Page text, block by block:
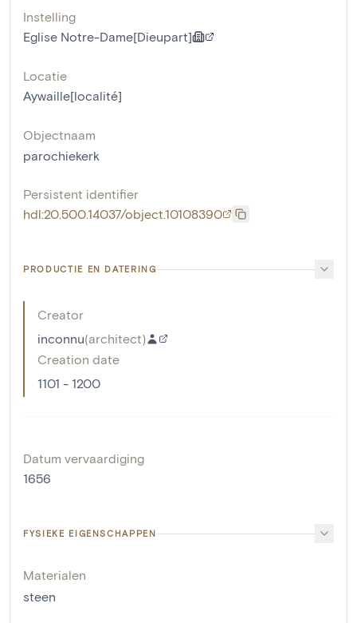
Instelling
Eglise Notre-Dame[Dieupart]
Locatie
Aywaille[localité]
Objectnaam
parochiekerk
Persistent identifier
hdl:20.500.14037/object.10108390
PRODUCTIE EN DATERING
Creator
inconnu(architect)
Creation date
1101 - 1200
Datum vervaardiging
1656
FYSIEKE EIGENSCHAPPEN
Materialen
steen